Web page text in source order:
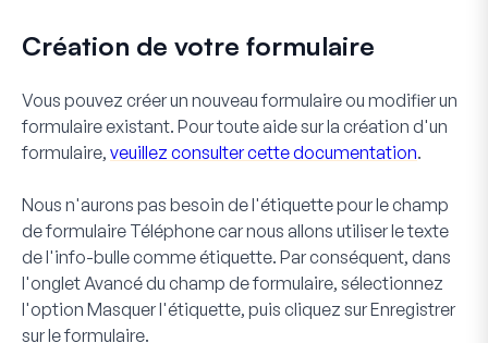
Création de votre formulaire
Vous pouvez créer un nouveau formulaire ou modifier un
formulaire existant. Pour toute aide sur la création d'un
formulaire, veuillez consulter cette documentation.
Nous n'aurons pas besoin de l'étiquettepour le champ
de formulaire Téléphonecar nous allons utiliser le texte
de l'info-bulle comme étiquette. Par conséquent, dans
l'onglet Avancédu champ de formulaire, sélectionnez
l'option Masquer l'étiquette, puis cliquez surEnregistrer
sur le formulaire.